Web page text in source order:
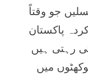
جو وقتاً
پاکستان
رہتی ہیں
میں